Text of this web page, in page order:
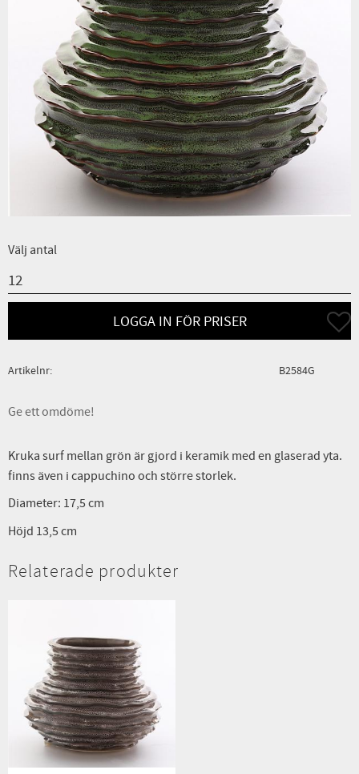
Välj antal
LOGGA IN FÖR PRISER Lägg
Artikelnr B2584G
Ge ett omdöme!
Kruka surf mellan grön är gjord i keramik med en glaserad yta.
finns även i cappuchino och större storlek.
Diameter: 17,5 cm
Höjd 13,5 cm
Relaterade produkter